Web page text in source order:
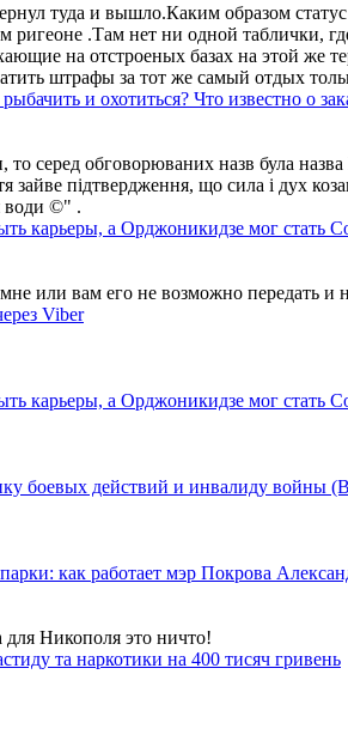
туда и вышло.Каким образом
ригеоне .Там нет ни одной таблички,
на отстроеных базах на этой же
штрафы за тот же самый отдых
и охотиться? Что известно о
то серед обговорюваних назв була
зайве підтвердження, що сила і дух
води ©" .
карьеры, а Орджоникидзе мог стать
или вам его не возможно передать и
Viber
карьеры, а Орджоникидзе мог стать
боевых действий и инвалиду войны
как работает мэр Покрова
Никополя это ничто!
та наркотики на 400 тисяч гривень